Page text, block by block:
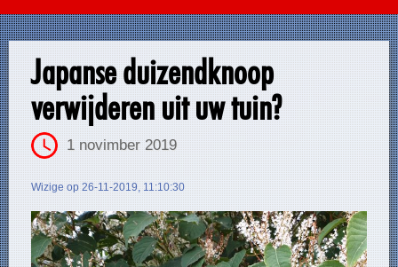
Japanse duizendknoop
verwijderen uit uw tuin?
1 novimber 2019
Wizige op 26-11-2019, 11:10:30